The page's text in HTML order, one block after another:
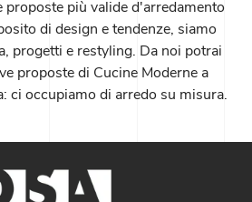
più valide d'arredamento
di design e tendenze, siamo
progetti e restyling. Da noi potrai
proposte di Cucine Moderne a
ci occupiamo di arredo su misura.